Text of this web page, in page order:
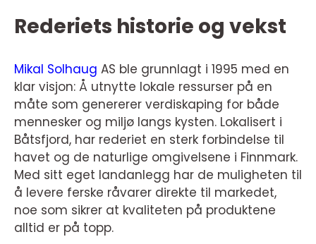
Rederiets historie og vekst
Mikal Solhaug AS ble grunnlagt i 1995 med en
klar visjon: Å utnytte lokale ressurser på en
måte som genererer verdiskaping for både
mennesker og miljø langs kysten. Lokalisert i
Båtsfjord, har rederiet en sterk forbindelse til
havet og de naturlige omgivelsene i Finnmark.
Med sitt eget landanlegg har de muligheten til
å levere ferske råvarer direkte til markedet,
noe som sikrer at kvaliteten på produktene
alltid er på topp.